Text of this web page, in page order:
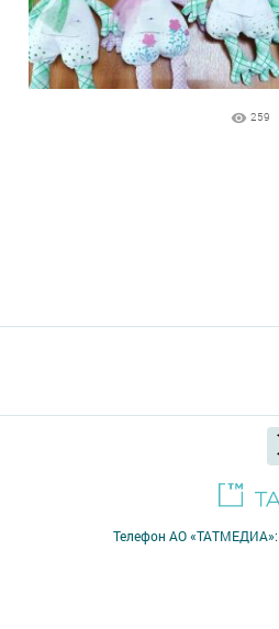
259
Телефон АО «ТАТМЕДИА»: